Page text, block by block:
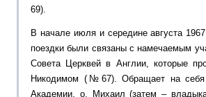
69).
В начале июля и середине августа
поездки были связаны с намечаемым
Совета Церквей в Англии, которые
Никодимом (№67). Обращает на себя
Академии, о. Михаил (затем –